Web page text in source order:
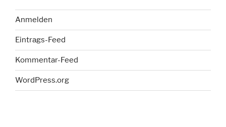
Anmelden
Eintrags-Feed
Kommentar-Feed
WordPress.org